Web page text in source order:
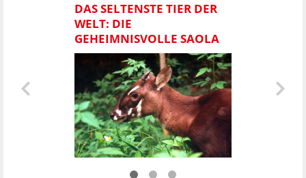
DAS SELTENSTE TIER DER
WELT: DIE
GEHEIMNISVOLLE SAOLA